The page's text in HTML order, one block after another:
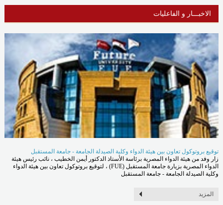
الاخبـــار و الفاعليات
توقيع بروتوكول تعاون بين هيئة الدواء وكلية الصيدلة الجامعة - جامعة المستقبل
زار وفد من هيئة الدواء المصرية برئاسة الأستاذ الدكتور أيمن الخطيب ، نائب رئيس هيئة
الدواء المصرية بزيارة جامعة المستقبل (FUE) ، لتوقيع بروتوكول تعاون بين هيئة الدواء
وكلية الصيدلة الجامعة - جامعة المستقبل
المزيد